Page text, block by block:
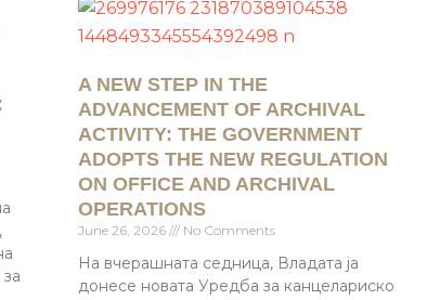
A NEW STEP IN THE
ADVANCEMENT OF ARCHIVAL
ACTIVITY: THE GOVERNMENT
ADOPTS THE NEW REGULATION
ON OFFICE AND ARCHIVAL
OPERATIONS
June 26, 2026 No Comments
На вчерашната седница, Владата ја
донесе новата Уредба за канцелариско